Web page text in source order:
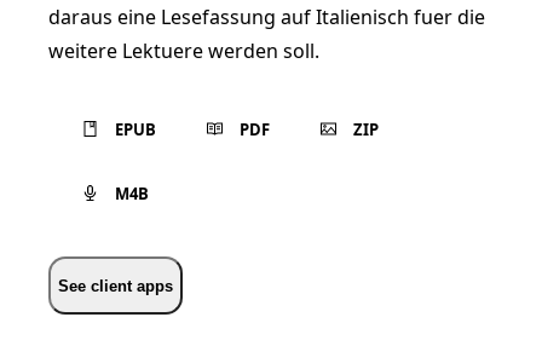
daraus eine Lesefassung auf Italienisch fuer die
weitere Lektuere werden soll.
EPUB PDF ZIP
M4B
See client apps